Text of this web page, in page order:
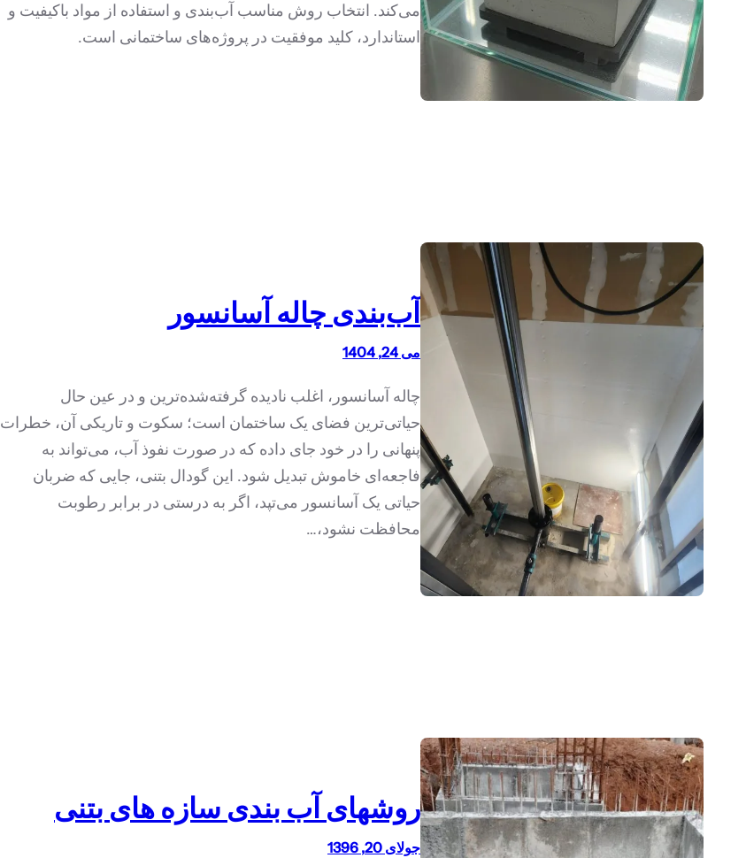
می‌کند. انتخاب روش مناسب آب‌بندی و استفاده از مواد باکیفیت و
استاندارد، کلید موفقیت در پروژه‌های ساختمانی است.
آب‌بندی چاله آسانسور
می 24, 1404
چاله آسانسور، اغلب نادیده گرفته‌شده‌ترین و در عین حال
حیاتی‌ترین فضای یک ساختمان است؛ سکوت و تاریکی آن، خطرات
پنهانی را در خود جای داده که در صورت نفوذ آب، می‌تواند به
فاجعه‌ای خاموش تبدیل شود. این گودال بتنی، جایی که ضربان
حیاتی یک آسانسور می‌تپد، اگر به درستی در برابر رطوبت
محافظت نشود،…
روشهای آب بندی سازه های بتنی
جولای 20, 1396